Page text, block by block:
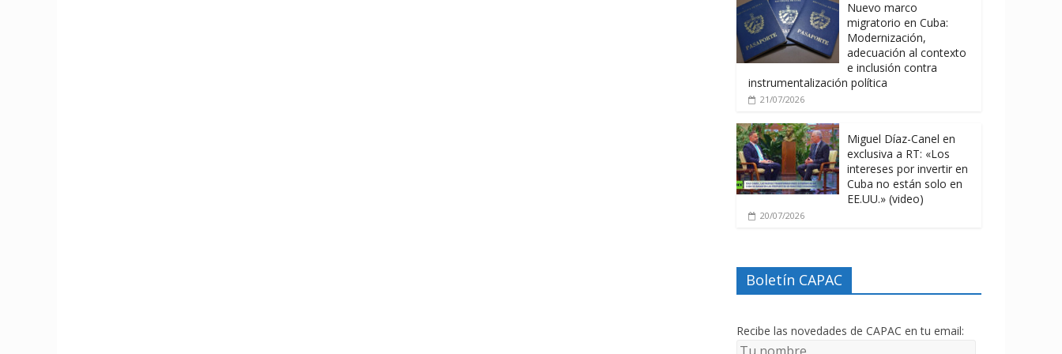
Nuevo marco
migratorio en Cuba:
Modernización,
adecuación al contexto
e inclusión contra
instrumentalización política
21/07/2026
Miguel Díaz-Canel en
exclusiva a RT: «Los
intereses por invertir en
Cuba no están solo en
EE.UU.» (video)
20/07/2026
Boletín CAPAC
Recibe las novedades de CAPAC en tu email: